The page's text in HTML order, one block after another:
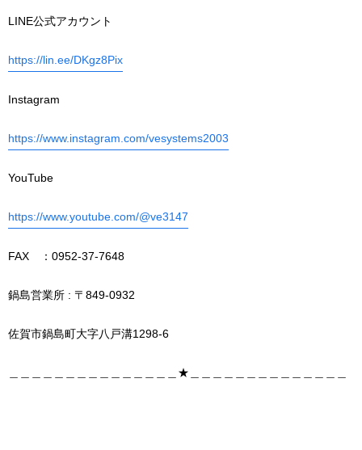
LINE公式アカウント
https://lin.ee/DKgz8Pix
Instagram
https://www.instagram.com/vesystems2003
YouTube
https://www.youtube.com/@ve3147
FAX ：0952-37-7648
鍋島営業所 : 〒849-0932
佐賀市鍋島町大字八戸溝1298-6
＿＿＿＿＿＿＿＿＿＿＿＿＿＿＿★＿＿＿＿＿＿＿＿＿＿＿＿＿＿